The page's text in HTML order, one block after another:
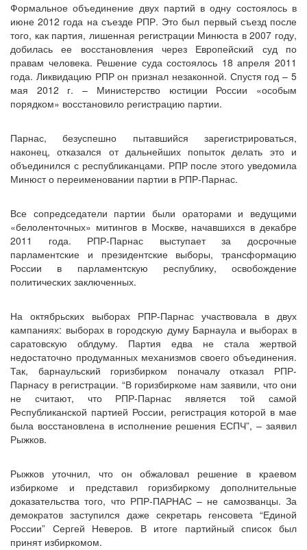
Формальное объединение двух партий в одну состоялось в
июне 2012 года на съезде РПР. Это был первый съезд после
того, как партия, лишенная регистрации Минюста в 2007 году,
добилась ее восстановления через Европейский суд по
правам человека. Решение суда состоялось 18 апреля 2011
года. Ликвидацию РПР он признал незаконной. Спустя год – 5
мая 2012 г. – Министерство юстиции России «особым
порядком» восстановило регистрацию партии.
Парнас, безуспешно пытавшийся зарегистрироваться,
наконец, отказался от дальнейших попыток делать это и
объединился с республиканцами. РПР после этого уведомила
Минюст о переименовании партии в РПР-Парнас.
Все сопредседатели партии были ораторами и ведущими
«белоленточных» митингов в Москве, начавшихся в декабре
2011 года. РПР-Парнас выступает за досрочные
парламентские и президентские выборы, трансформацию
России в парламентскую республику, освобождение
политических заключенных.
На октябрьских выборах РПР-Парнас участвовала в двух
кампаниях: выборах в городскую думу Барнаула и выборах в
саратовскую облдуму. Партия едва не стала жертвой
недостаточно продуманных механизмов своего объединения.
Так, барнаульский горизбирком поначалу отказал РПР-
Парнасу в регистрации. “В горизбиркоме нам заявили, что они
не считают, что РПР-Парнас является той самой
Республиканской партией России, регистрация которой в мае
была восстановлена в исполнение решения ЕСПЧ”, – заявил
Рыжков.
Рыжков уточнил, что он обжаловал решение в краевом
избиркоме и представил горизбиркому дополнительные
доказательства того, что РПР-ПАРНАС – не самозванцы. За
демократов заступился даже секретарь генсовета “Единой
России” Сергей Неверов. В итоге партийный список был
принят избиркомом.